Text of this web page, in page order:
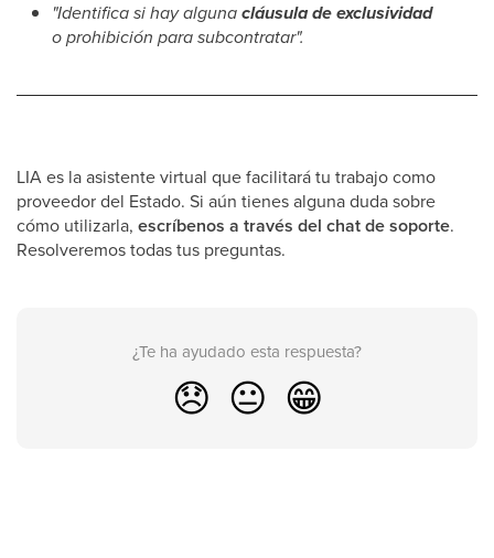
"Identifica si hay algunacláusula de exclusividad
o prohibición para subcontratar".
LIA es la asistente virtual que facilitará tu trabajo como
proveedor del Estado. Si aún tienes alguna duda sobre
cómo utilizarla, escríbenos a través del chat de soporte.
Resolveremos todas tus preguntas.
¿Te ha ayudado esta respuesta?
😞 😐 😁